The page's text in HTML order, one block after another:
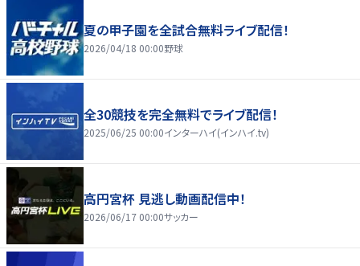
夏の甲子園を全試合無料ライブ配信！
2026/04/18 00:00野球
全30競技を完全無料でライブ配信！
2025/06/25 00:00インターハイ(インハイ.tv)
高円宮杯 見逃し動画配信中！
2026/06/17 00:00サッカー